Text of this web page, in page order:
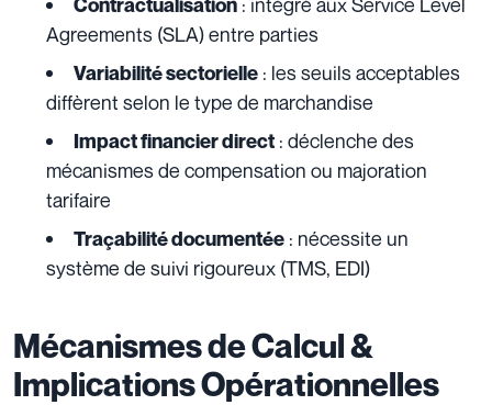
Contractualisation
Agreements (SLA) entre parties
Variabilité sectorielle : les seuils acceptables
diffèrent selon le type de marchandise
Impact financier direct : déclenche des
mécanismes de compensation ou majoration
tarifaire
Traçabilité documentée : nécessite un
système de suivi rigoureux (TMS, EDI)
Mécanismes de Calcul &
Implications Opérationnelles